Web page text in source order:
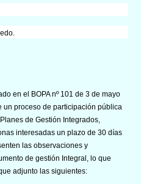
en el BOPA nº 101 de 3 de mayo
un proceso de participación pública
de Gestión Integrados,
interesadas un plazo de 30 días
las observaciones y
de gestión Integral, lo que
adjunto las siguientes: